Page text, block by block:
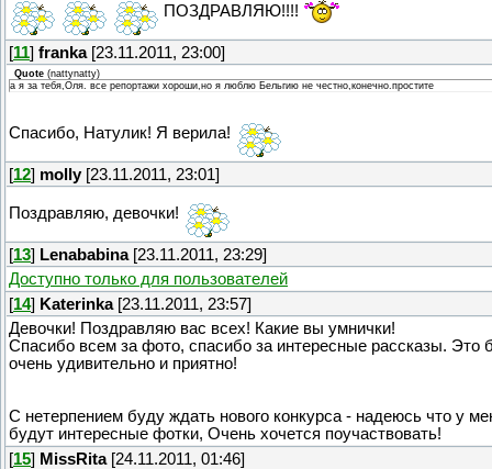
ПОЗДРАВЛЯЮ!!!!
[11] franka[23.11.2011, 23:00]
Quote (nattynatty)
а я за тебя,Оля. все репортажи хороши,но я люблю Бельгию не честно,конечно.простите
Спасибо, Натулик! Я верила!
[12] molly [23.11.2011, 23:01]
Поздравляю, девочки!
[13] Lenababina[23.11.2011, 23:29]
Доступно только для пользователей
[14] Katerinka[23.11.2011, 23:57]
Девочки! Поздравляю вас всех! Какие вы умнички!
Спасибо всем за фото, спасибо за интересные рассказы. Это
очень удивительно и приятно!
С нетерпением буду ждать нового конкурса - надеюсь что у
будут интересные фотки, Очень хочется поучаствовать!
[15] MissRita[24.11.2011, 01:46]